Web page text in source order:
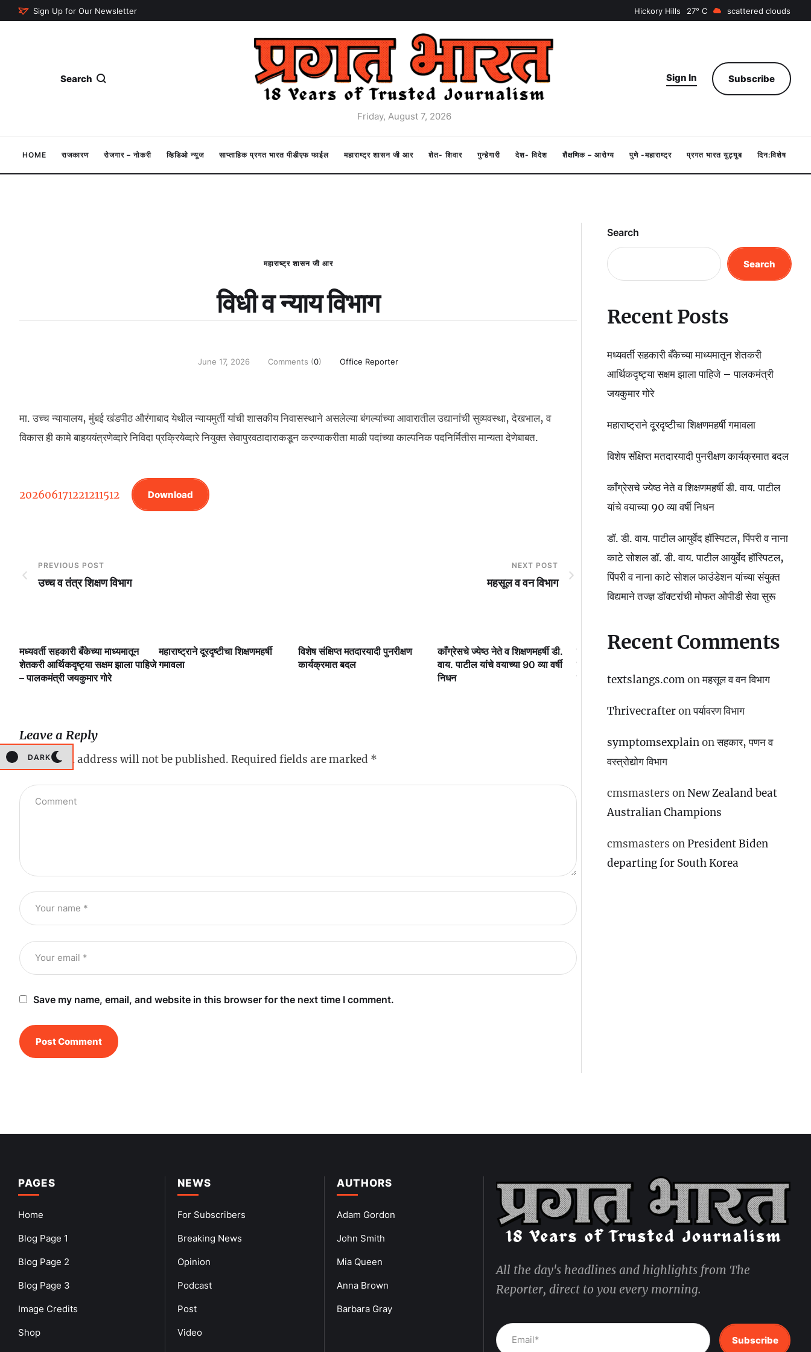
Sign Up for Our Newsletter Hickory Hills 27 scattered clouds
Search
Friday, August 7, 2026
Sign In Subscribe
DARK
HOME राजकारण रोजगार – नोकरी व्हिडिओ न्यूज साप्ताहिक प्रगत भारत पीडीएफ फाईल महाराष्ट्र शासन जी आर शेत- शिवार गुन्हेगारी देश- विदेश शैक्षणिक – आरोग्य पुणे -महाराष्ट्र प्रगत भारत युट्युब दिन:विशेष
महाराष्ट्र शासन जी आर
विधी व न्याय विभाग
June 17, 2026 Comments (0) Office Reporter
मा. उच्च न्यायालय, मुंबई खंडपीठ औरंगाबाद येथील न्यायमुर्ती यांची शासकीय निवासस्थाने असलेल्या बंगल्यांच्या आवारातील उद्यानांची सुव्यवस्था, देखभाल, व
विकास ही कामे बाहययंत्रणेव्दारे निविदा प्रक्रियेव्दारे नियुक्त सेवापुरवठादाराकडून करण्याकरीता माळी पदांच्या काल्पनिक पदनिर्मितीस मान्यता देणेबाबत.
202606171221211512 Download
PREVIOUS POST
उच्च व तंत्र शिक्षण विभाग
NEXT POST
महसूल व वन विभाग
मध्यवर्ती सहकारी बँकेच्या माध्यमातून
शेतकरी आर्थिकदृष्ट्या सक्षम झाला पाहिजे
– पालकमंत्री जयकुमार गोरे
महाराष्ट्राने दूरदृष्टीचा शिक्षणमहर्षी
गमावला
विशेष संक्षिप्त मतदारयादी पुनरीक्षण
कार्यक्रमात बदल
काँग्रेसचे ज्येष्ठ नेते व शिक्षणमहर्षी डी.
वाय. पाटील यांचे वयाच्या 90 व्या वर्षी
निधन
डॉ. डी. वाय. पाटील आयुर्वेद हॉस्पिटल,
पाटील आयुर्वेद हॉस्पिटल, पिंपरी व नाना
विद्यमाने तज्ज्ञ डॉक्टरांची मोफत ओपीडी
महाराष्ट्रात पहिल्यांदाच
मध्ये’ हजारो युवा एकत्र
मनपा आयुक्त डॉ. विजय
विशेष अभिनंदन
Leave a Reply
Your email address will not be published. Required fields are marked *
Save my name, email, and website in this browser for the next time I comment.
Search
Search
Recent Posts
मध्यवर्ती सहकारी बँकेच्या माध्यमातून शेतकरी
आर्थिकदृष्ट्या सक्षम झाला पाहिजे – पालकमंत्री
जयकुमार गोरे
महाराष्ट्राने दूरदृष्टीचा शिक्षणमहर्षी गमावला
विशेष संक्षिप्त मतदारयादी पुनरीक्षण कार्यक्रमात बदल
काँग्रेसचे ज्येष्ठ नेते व शिक्षणमहर्षी डी. वाय. पाटील
यांचे वयाच्या 90 व्या वर्षी निधन
डॉ. डी. वाय. पाटील आयुर्वेद हॉस्पिटल, पिंपरी व नाना
काटे सोशल डॉ. डी. वाय. पाटील आयुर्वेद हॉस्पिटल,
पिंपरी व नाना काटे सोशल फाउंडेशन यांच्या संयुक्त
विद्यमाने तज्ज्ञ डॉक्टरांची मोफत ओपीडी सेवा सुरू
Recent Comments
textslangs.comonमहसूल व वन विभाग
Thrivecrafteronपर्यावरण विभाग
symptomsexplainonसहकार, पणन व
वस्‍त्रोद्योग विभाग
cmsmasters onNew Zealand beat
Australian Champions
cmsmasters onPresident Biden
departing for South Korea
PAGES
Home
Blog Page 1
Blog Page 2
Blog Page 3
Image Credits
Shop
NEWS
For Subscribers
Breaking News
Opinion
Podcast
Post
Video
AUTHORS
Adam Gordon
John Smith
Mia Queen
Anna Brown
Barbara Gray
All the day's headlines and highlights from The
Reporter, direct to you every morning.
Subscribe